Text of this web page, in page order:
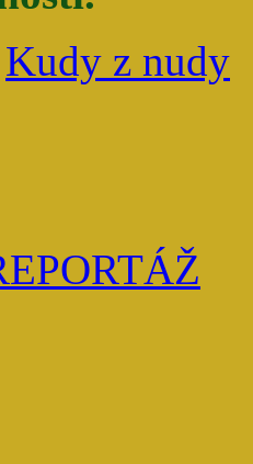
Kudy z nudy